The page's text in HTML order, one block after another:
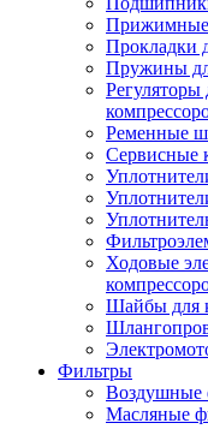
Прижимные
Прокладки
Пружины
Регуляторы
Ременные
Сервисные
Ходовые
Шайбы для
Фильтры
Воздушные
Масляные